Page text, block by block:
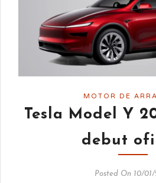
MOTOR DE
Tesla Model Y
debut
Posted On 10/01/